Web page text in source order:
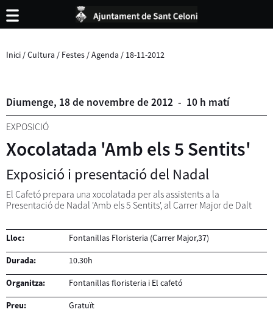
Inici /Cultura / Festes /Agenda / 18-11-2012
Diumenge, 18de novembrede2012 - 10 h matí
EXPOSICIÓ
Xocolatada 'Amb els 5 Sentits'
Exposició i presentació del Nadal
El Cafetó prepara una xocolatada per als assistents a la
Presentació de Nadal 'Amb els 5 Sentits', al Carrer Major de Dalt
Lloc: Fontanillas Floristeria (Carrer Major,37)
Durada: 10.30h
Organitza: Fontanillas floristeria i El cafetó
Preu: Gratuït